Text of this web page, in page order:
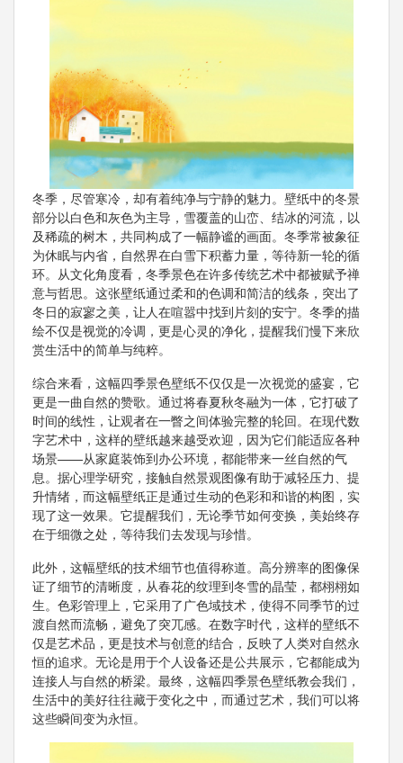
冬季，尽管寒冷，却有着纯净与宁静的魅力。壁纸中的冬景
部分以白色和灰色为主导，雪覆盖的山峦、结冰的河流，以
及稀疏的树木，共同构成了一幅静谧的画面。冬季常被象征
为休眠与内省，自然界在白雪下积蓄力量，等待新一轮的循
环。从文化角度看，冬季景色在许多传统艺术中都被赋予禅
意与哲思。这张壁纸通过柔和的色调和简洁的线条，突出了
冬日的寂寥之美，让人在喧嚣中找到片刻的安宁。冬季的描
绘不仅是视觉的冷调，更是心灵的净化，提醒我们慢下来欣
赏生活中的简单与纯粹。
综合来看，这幅四季景色壁纸不仅仅是一次视觉的盛宴，它
更是一曲自然的赞歌。通过将春夏秋冬融为一体，它打破了
时间的线性，让观者在一瞥之间体验完整的轮回。在现代数
字艺术中，这样的壁纸越来越受欢迎，因为它们能适应各种
场景——从家庭装饰到办公环境，都能带来一丝自然的气
息。据心理学研究，接触自然景观图像有助于减轻压力、提
升情绪，而这幅壁纸正是通过生动的色彩和和谐的构图，实
现了这一效果。它提醒我们，无论季节如何变换，美始终存
在于细微之处，等待我们去发现与珍惜。
此外，这幅壁纸的技术细节也值得称道。高分辨率的图像保
证了细节的清晰度，从春花的纹理到冬雪的晶莹，都栩栩如
生。色彩管理上，它采用了广色域技术，使得不同季节的过
渡自然而流畅，避免了突兀感。在数字时代，这样的壁纸不
仅是艺术品，更是技术与创意的结合，反映了人类对自然永
恒的追求。无论是用于个人设备还是公共展示，它都能成为
连接人与自然的桥梁。最终，这幅四季景色壁纸教会我们，
生活中的美好往往藏于变化之中，而通过艺术，我们可以将
这些瞬间变为永恒。